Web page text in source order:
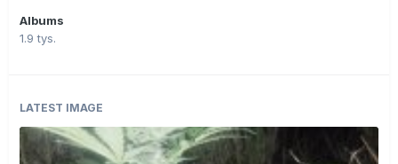
Albums
1.9 tys.
LATEST IMAGE